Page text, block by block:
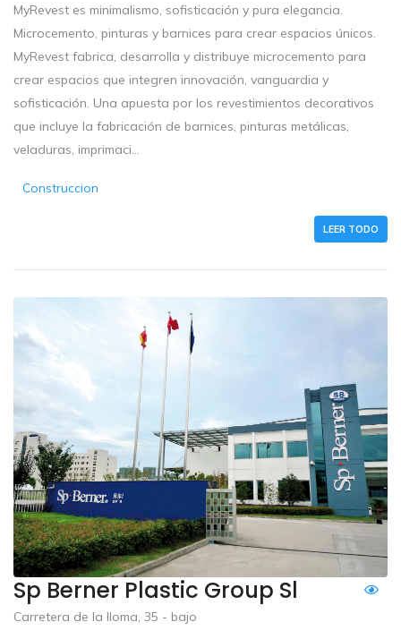
MyRevest es minimalismo, sofisticación y pura elegancia.
Microcemento, pinturas y barnices para crear espacios únicos.
MyRevest fabrica, desarrolla y distribuye microcemento para
crear espacios que integren innovación, vanguardia y
sofisticación. Una apuesta por los revestimientos decorativos
que incluye la fabricación de barnices, pinturas metálicas,
veladuras, imprimaci...
Construccion
LEER TODO
Sp Berner Plastic Group Sl
Carretera de la lloma, 35 - bajo